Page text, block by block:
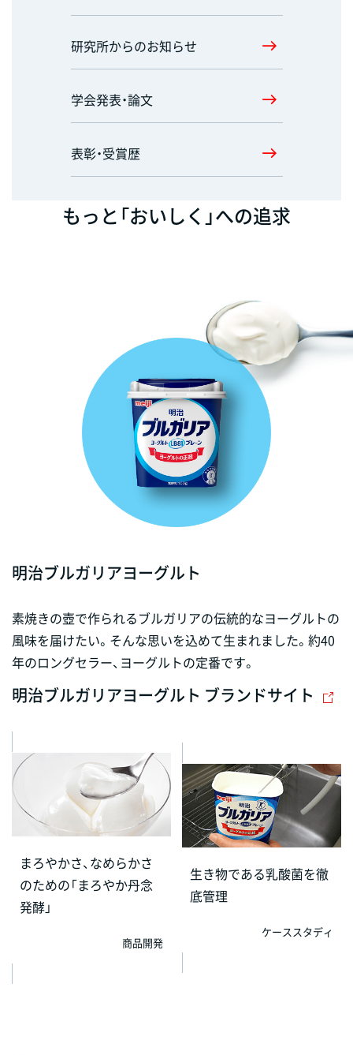
研究所からのお知らせ
学会発表・論文
表彰・受賞歴
もっと「おいしく」への追求
明治ブルガリアヨーグルト
素焼きの壺で作られるブルガリアの伝統的なヨーグルトの
風味を届けたい。そんな思いを込めて生まれました。約40
年のロングセラー、ヨーグルトの定番です。
明治ブルガリアヨーグルト ブランドサイト
まろやかさ、なめらかさ
のための「まろやか丹念
発酵」
商品開発
生き物である乳酸菌を徹
底管理
ケーススタディ